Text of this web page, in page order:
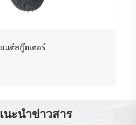
นต์สกู๊ตเตอร์
นะนำข่าวสาร